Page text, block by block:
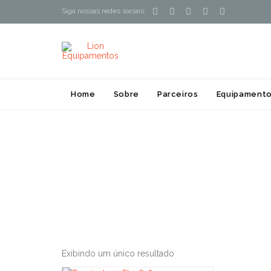
Siga nossas redes sociais:     
Home Sobre Parceiros
Exibindo um único resultado